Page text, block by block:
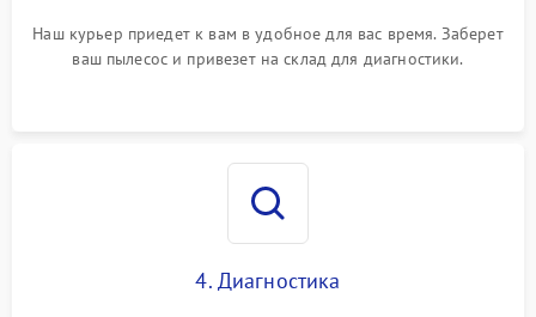
Наш курьер приедет к вам в удобное для вас время. Заберет
ваш пылесос и привезет на склад для диагностики.
4. Диагностика